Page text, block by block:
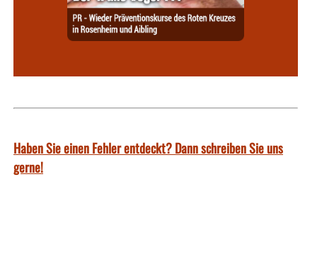
Haben Sie einen Fehler entdeckt? Dann schreiben Sie uns
gerne!